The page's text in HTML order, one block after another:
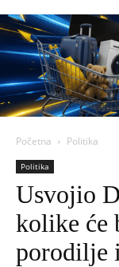
Početna Politika
Politika
Usvojio
kolike će
porodilje